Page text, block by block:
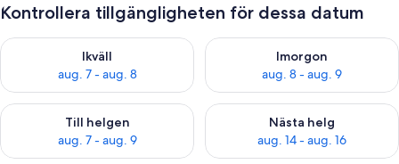
Kontrollera tillgängligheten för dessa datum
Ikväll
aug. 7 - aug. 8
Kontrollera tillgängligheten för ikväll aug. 7 - aug. 8
Imorgon
aug. 8 - aug. 9
Kontrollera tillgängligheten
Till helgen
aug. 7 - aug. 9
Kontrollera tillgängligheten för den här helgen aug. 7 - aug. 9
Nästa helg
aug. 14 - aug. 16
Kontrollera tillgängligheten